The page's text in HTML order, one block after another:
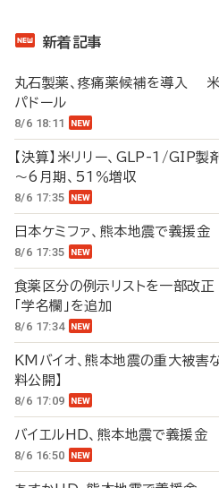
新着記事
丸石製薬、疼痛薬候補を導入 米
パドール
8/6 18:11
【決算】米リリー、GLP-1/
～6月期、51％増収
8/6 17:35
日本ケミファ、熊本地震で義援
8/6 17:35
食薬区分の例示リストを一部改
「学名欄」を追加
8/6 17:34
KMバイオ、熊本地震の重大被
料公開】
8/6 17:09
バイエルHD、熊本地震で義援金
8/6 16:50